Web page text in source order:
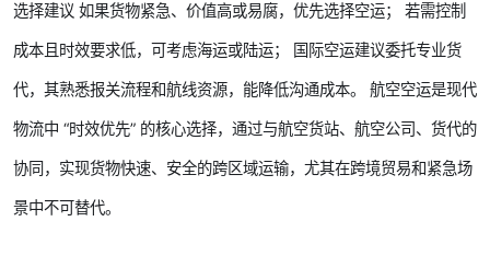
选择建议 如果货物紧急、价值高或易腐，优先选择空运； 若需控制
成本且时效要求低，可考虑海运或陆运； 国际空运建议委托专业货
代，其熟悉报关流程和航线资源，能降低沟通成本。 航空空运是现代
物流中 “时效优先” 的核心选择，通过与航空货站、航空公司、货代的
协同，实现货物快速、安全的跨区域运输，尤其在跨境贸易和紧急场
景中不可替代。